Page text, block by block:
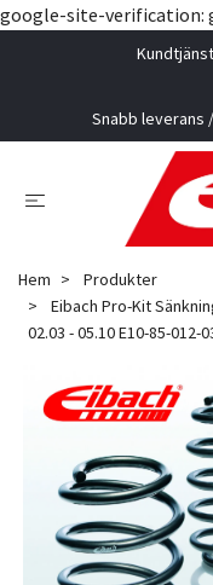
google-site-verification:
Snabb leverans
Hem
Produkter
Eibach Pro-Kit
02.03 - 05.10 E10-85-012-